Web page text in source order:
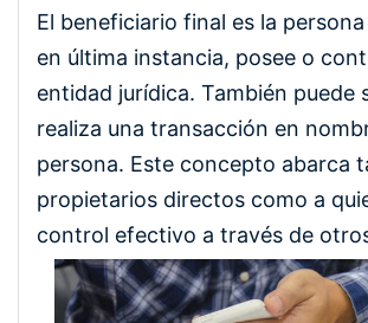
El beneficiario final es la
en última instancia, posee o
entidad jurídica. También puede
realiza una transacción en
persona. Este concepto abarca
propietarios directos como a
control efectivo a través de